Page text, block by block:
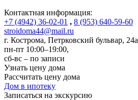
Контактная информация:
+7 (4942) 36-02-01 , 8 (953) 640-59-60
stroidoma44@mail.ru
г. Кострома, Петрковский бульвар, 24а
пн-пт 10:00–19:00,
сб-вс – по записи
Узнать цену дома
Рассчитать цену дома
Дом в ипотеку
Записаться на экскурсию